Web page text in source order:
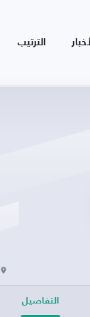
الترتيب
التفاصيل